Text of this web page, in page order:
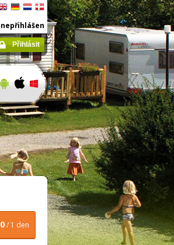
nepřihlášen
Přihlásit
/ 1 den